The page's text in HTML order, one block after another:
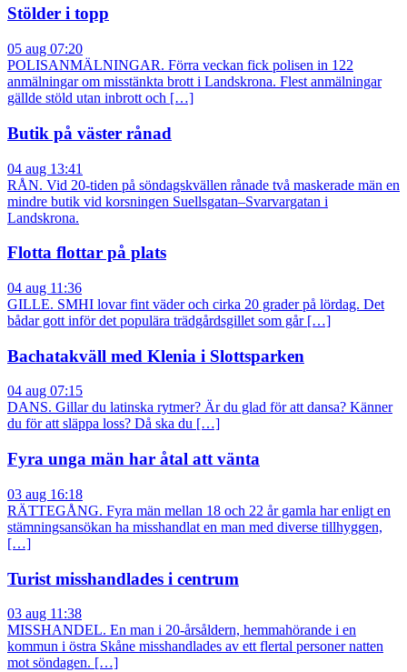
Stölder i topp
05 aug 07:20
POLISANMÄLNINGAR. Förra veckan fick polisen in 122
anmälningar om misstänkta brott i Landskrona. Flest anmälningar
gällde stöld utan inbrott och […]
Butik på väster rånad
04 aug 13:41
RÅN. Vid 20-tiden på söndagskvällen rånade två maskerade män en
mindre butik vid korsningen Suellsgatan–Svarvargatan i
Landskrona.
Flotta flottar på plats
04 aug 11:36
GILLE. SMHI lovar fint väder och cirka 20 grader på lördag. Det
bådar gott inför det populära trädgårdsgillet som går […]
Bachatakväll med Klenia i Slottsparken
04 aug 07:15
DANS. Gillar du latinska rytmer? Är du glad för att dansa? Känner
du för att släppa loss? Då ska du […]
Fyra unga män har åtal att vänta
03 aug 16:18
RÄTTEGÅNG. Fyra män mellan 18 och 22 år gamla har enligt en
stämningsansökan ha misshandlat en man med diverse tillhyggen,
[…]
Turist misshandlades i centrum
03 aug 11:38
MISSHANDEL. En man i 20-årsåldern, hemmahörande i en
kommun i östra Skåne misshandlades av ett flertal personer natten
mot söndagen. […]